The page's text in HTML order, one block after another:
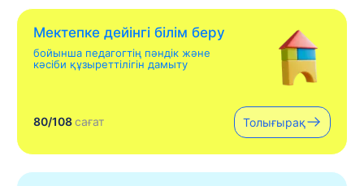
Мектепке дейінгі білім беру
бойынша педагогтің пәндік және
кәсіби құзыреттілігін дамыту
80/108сағат Толығырақ